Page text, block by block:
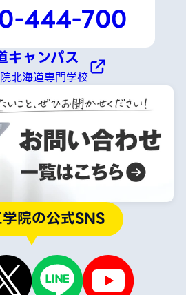
444-700
キャンパス
北海道専門学校
院の公式SNS